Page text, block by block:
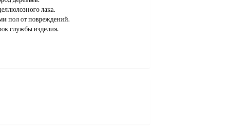
лака.
пол от повреждений.
службы изделия.